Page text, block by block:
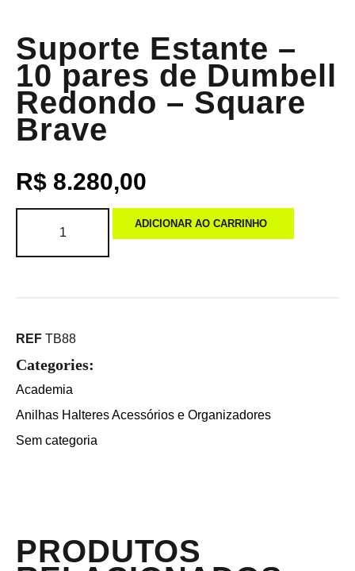
Suporte Estante –
10 pares de Dumbell
Redondo – Square
Brave
R$ 8.280,00
ADICIONAR AO CARRINHO
REF TB88
Categories:
Academia
Anilhas Halteres Acessórios e Organizadores
Sem categoria
PRODUTOS